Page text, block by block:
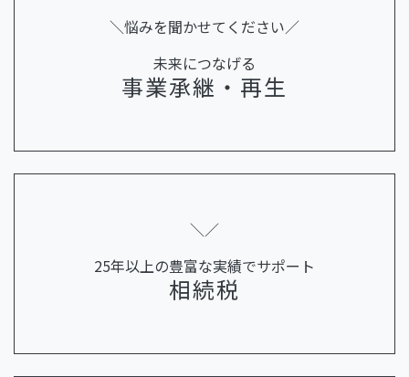
＼悩みを聞かせてください／
未来につなげる
事業承継・再生
＼／
25年以上の豊富な実績でサポート
相続税